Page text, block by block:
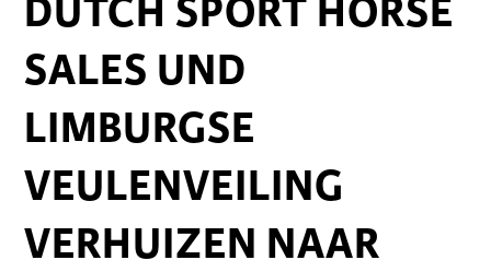
DUTCH SPORT HORSE
SALES UND
LIMBURGSE
VEULENVEILING
VERHUIZEN NAAR